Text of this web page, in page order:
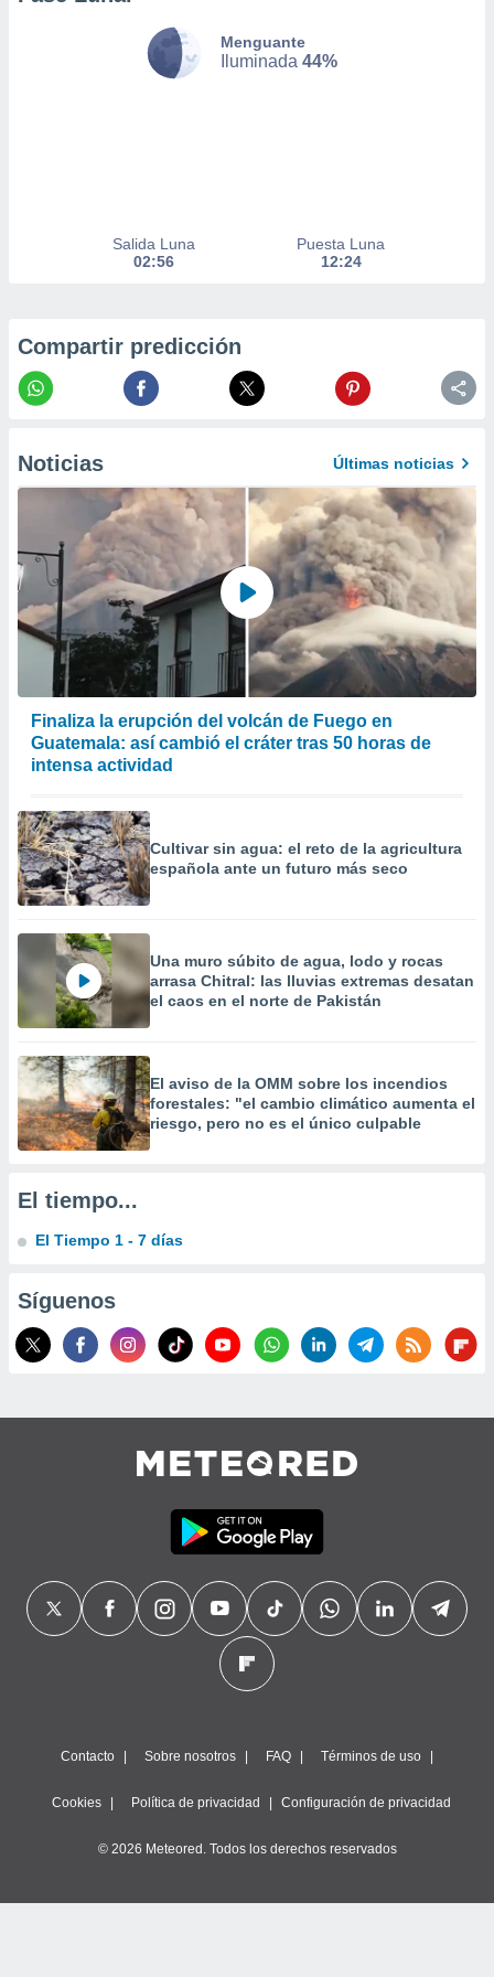
en
a lo que
Para
datos
en
en
de
un
o acceder
datos
utilizar
uso de
la
contenido
medir el
el
del
de
de
de
publicidad
Menguante
Iluminada 44%
Salida Luna
02:56
Puesta Luna
12:24
Compartir predicción
Noticias Últimas noticias
Finaliza la erupción del volcán de Fuego en
Guatemala: así cambió el cráter tras 50 horas de
intensa actividad
Cultivar sin agua: el reto de la agricultura
española ante un futuro más seco
Una muro súbito de agua, lodo y rocas
arrasa Chitral: las lluvias extremas desatan
el caos en el norte de Pakistán
El aviso de la OMM sobre los incendios
forestales: "el cambio climático aumenta el
riesgo, pero no es el único culpable
El tiempo...
El Tiempo 1 - 7 días
Síguenos
Contacto Sobre nosotros FAQ Términos de uso
Cookies Política de privacidad Configuración de privacidad
© 2026 Meteored. Todos los derechos reservados